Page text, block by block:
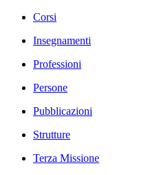
Corsi
Insegnamenti
Professioni
Persone
Pubblicazioni
Strutture
Terza Missione